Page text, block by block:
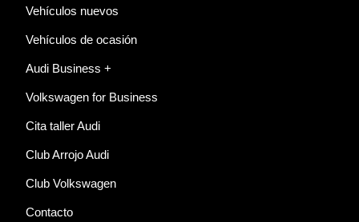
Vehículos nuevos
Vehículos de ocasión
Audi Business +
Volkswagen for Business
Cita taller Audi
Club Arrojo Audi
Club Volkswagen
Contacto